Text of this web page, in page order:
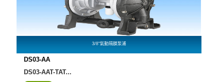
3/8"氣動隔膜泵浦
DS03-AA
DS03-AAT-TAT...